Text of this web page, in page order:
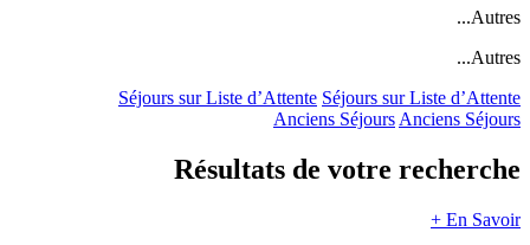
Autres...
Autres...
Séjours sur Liste d’Attente Séjours sur Liste d’Attente
Anciens SéjoursAnciens Séjours
Résultats de votre recherche
En Savoir +